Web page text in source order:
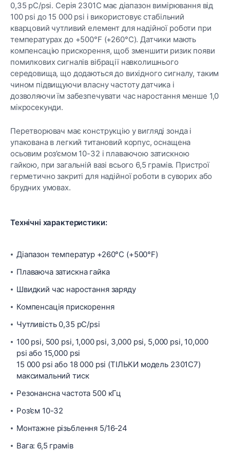
0,35 pC/psi. Серія 2301C має діапазон вимірювання від
100 psi до 15 000 psi і використовує стабільний
кварцовий чутливий елемент для надійної роботи при
температурах до +500°F (+260°C). Датчики мають
компенсацію прискорення, щоб зменшити ризик появи
помилкових сигналів вібрації навколишнього
середовища, що додаються до вихідного сигналу, таким
чином підвищуючи власну частоту датчика і
дозволяючи їм забезпечувати час наростання менше 1,0
мікросекунди.
Перетворювач має конструкцію у вигляді зонда і
упакована в легкий титановий корпус, оснащена
осьовим роз’ємом 10-32 і плаваючою затискною
гайкою, при загальній вазі всього 6,5 грамів. Пристрої
герметично закриті для надійної роботи в суворих або
брудних умовах.
Технічні характеристики:
Діапазон температур +260°C (+500°F)
Плаваюча затискна гайка
Швидкий час наростання заряду
Компенсація прискорення
Чутливість 0,35 pC/psi
100 psi, 500 psi, 1,000 psi, 3,000 psi, 5,000 psi, 10,000
psi або 15,000 psi
15 000 psi або 18 000 psi (ТІЛЬКИ модель 2301C7)
максимальний тиск
Резонансна частота 500 кГц
Роз’єм 10-32
Монтажне різьблення 5/16-24
Вага: 6,5 грамів